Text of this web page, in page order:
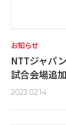
お知らせ
NTTジャパ
試合会場追
2023.02.14